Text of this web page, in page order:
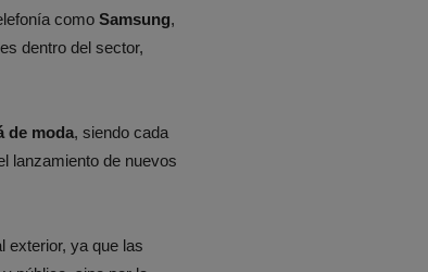
como Samsung,
dentro del sector,
de moda, siendo cada
lanzamiento de nuevos
exterior, ya que las